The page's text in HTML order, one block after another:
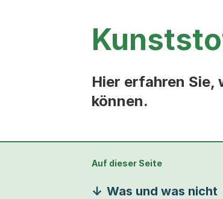
Hier erfahren
können.
Auf dieser Seite
Was und was nicht